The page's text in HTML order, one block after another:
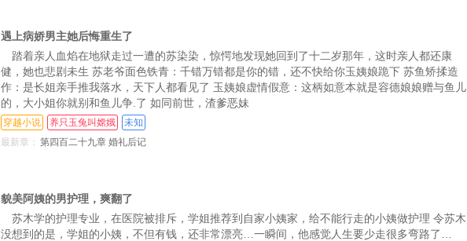
遇上病娇男主她后悔重生了
踏着亲人血焰在地狱走过一遭的苏染染，惊愕地发现她回到了十二岁那年，这时亲人都还康
健，她也悲剧未生 苏老爷面色铁青：千错万错都是你的错，还不快给你玉姨娘跪下 苏鱼矫揉造
作：是长姐亲手推我落水，天下人都看见了 玉姨娘虚情假意：这柄如意本就是容德娘娘赠与鱼儿
的，大小姐你就别和鱼儿争.了 如同前世，渣爹恶妹
穿越小说 养只玉兔叫嫦娥
未知
最新章： 第四百二十九章 婚礼后记
貌美阿姨的男护理，爽翻了
苏木学的护理专业，在医院被排斥，学姐推荐到自家小姨家，给不能行走的小姨做护理 令苏木
没想到的是，学姐的小姨，不但有钱，还非常漂亮…一瞬间，他感觉人生要少走很多弯路了…